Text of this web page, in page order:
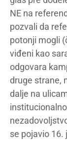
NE na
pozvali da
potonji mogli
viđeni kao
odgovara
druge strane,
dalje na
se pojavio 16.